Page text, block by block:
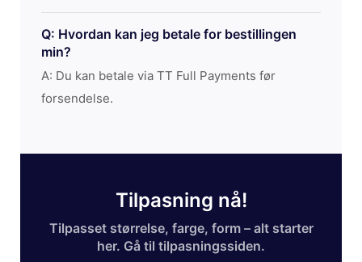
Q: Hvordan kan jeg betale for bestillingen
min?
A: Du kan betale via TT Full Payments før
forsendelse.
Tilpasning nå!
Tilpasset størrelse, farge, form – alt starter
her. Gå til tilpasningssiden.